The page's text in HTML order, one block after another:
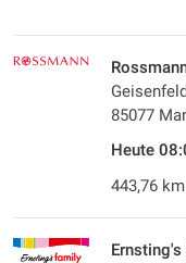
85077
Heute
443,76